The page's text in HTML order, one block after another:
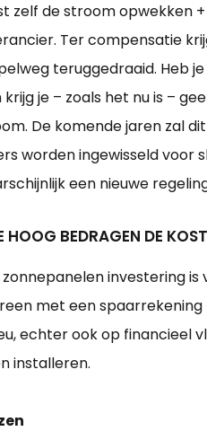
zelf de stroom opwekken
Ter compensatie
teruggedraaid. Heb
krijg je – zoals het nu is –
De komende jaren zal
worden ingewisseld voor
een nieuwe
HOOG BEDRAGEN DE
zonnepanelen investering
met een
echter ook op financieel
installeren.